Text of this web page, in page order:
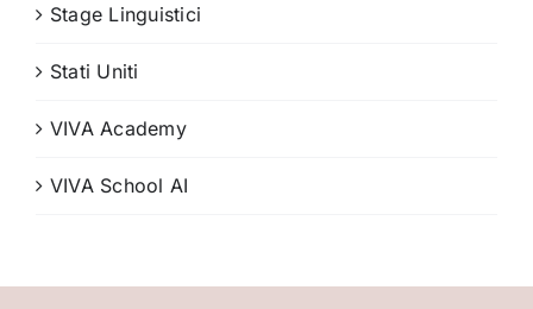
Stage Linguistici
Stati Uniti
VIVA Academy
VIVA School AI